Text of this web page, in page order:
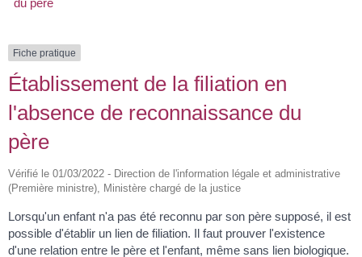
Fiche pratique
Établissement de la filiation en
l'absence de reconnaissance du
père
Vérifié le 01/03/2022 - Direction de l'information légale et administrative
(Première ministre), Ministère chargé de la justice
Lorsqu'un enfant n'a pas été reconnu par son père supposé, il est
possible d'établir un lien de filiation. Il faut prouver l'existence
d'une relation entre le père et l'enfant, même sans lien biologique.